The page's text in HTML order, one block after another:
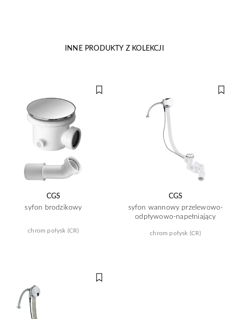
INNE PRODUKTY Z KOLEKCJI
CGS
syfon brodzikowy
chrom połysk (CR)
CGS
syfon wannowy przelewowo-
odpływowo-napełniający
chrom połysk (CR)